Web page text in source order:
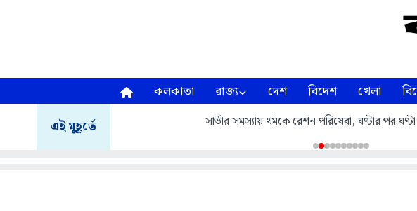
কলকাতা রাজ্য দেশ বিদেশ খেলা
এই মুহূর্তে সার্ভার সমস্যায় থমকে রেশন পরিষেবা, ঘণ্টার পর